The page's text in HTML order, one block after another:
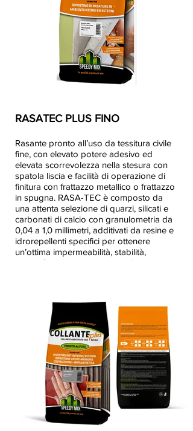
RASATEC PLUS FINO
Rasante pronto all’uso da tessitura civile
fine, con elevato potere adesivo ed
elevata scorrevolezza nella stesura con
spatola liscia e facilità di operazione di
finitura con frattazzo metallico o frattazzo
in spugna. RASA-TEC è composto da
una attenta selezione di quarzi, silicati e
carbonati di calcio con granulometria da
0,04 a 1,0 millimetri, additivati da resine e
idrorepellenti specifici per ottenere
un’ottima impermeabilità, stabilità,
elasticità e tissotropia che ne facilita
Ricostruisci con me